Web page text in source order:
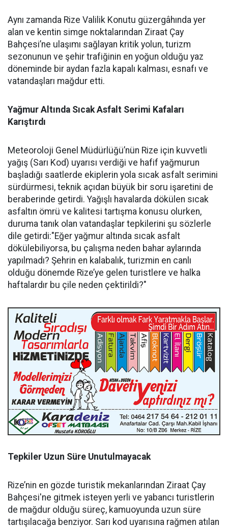
Aynı zamanda Rize Valilik Konutu güzergâhında yer
alan ve kentin simge noktalarından Ziraat Çay
Bahçesi’ne ulaşımı sağlayan kritik yolun, turizm
sezonunun ve şehir trafiğinin en yoğun olduğu yaz
döneminde bir aydan fazla kapalı kalması, esnafı ve
vatandaşları mağdur etti.
Yağmur Altında Sıcak Asfalt Serimi Kafaları
Karıştırdı
Meteoroloji Genel Müdürlüğü’nün Rize için kuvvetli
yağış (Sarı Kod) uyarısı verdiği ve hafif yağmurun
başladığı saatlerde ekiplerin yola sıcak asfalt serimini
sürdürmesi, teknik açıdan büyük bir soru işaretini de
beraberinde getirdi. Yağışlı havalarda dökülen sıcak
asfaltın ömrü ve kalitesi tartışma konusu olurken,
duruma tanık olan vatandaşlar tepkilerini şu sözlerle
dile getirdi:"Eğer yağmur altında sıcak asfalt
dökülebiliyorsa, bu çalışma neden bahar aylarında
yapılmadı? Şehrin en kalabalık, turizmin en canlı
olduğu dönemde Rize’ye gelen turistlere ve halka
haftalardır bu çile neden çektirildi?"
Tepkiler Uzun Süre Unutulmayacak
Rize’nin en gözde turistik mekanlarından Ziraat Çay
Bahçesi'ne gitmek isteyen yerli ve yabancı turistlerin
de mağdur olduğu süreç, kamuoyunda uzun süre
tartışılacağa benziyor. Sarı kod uyarısına rağmen atılan